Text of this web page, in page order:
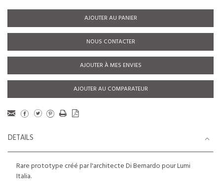
AJOUTER AU PANIER
NOUS CONTACTER
AJOUTER À MES ENVIES
AJOUTER AU COMPARATEUR
DETAILS
Rare prototype créé par l'architecte Di Bernardo pour Lumi
Italia.